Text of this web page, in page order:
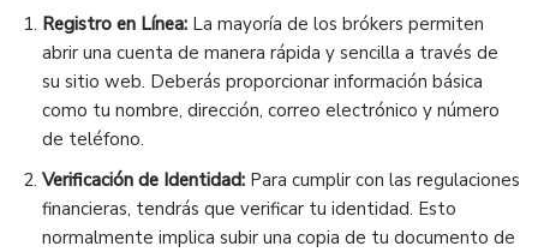
Registro en Línea: La mayoría de los brókers permiten
abrir una cuenta de manera rápida y sencilla a través de
su sitio web. Deberás proporcionar información básica
como tu nombre, dirección, correo electrónico y número
de teléfono.
Verificación de Identidad: Para cumplir con las regulaciones
financieras, tendrás que verificar tu identidad. Esto
normalmente implica subir una copia de tu documento de